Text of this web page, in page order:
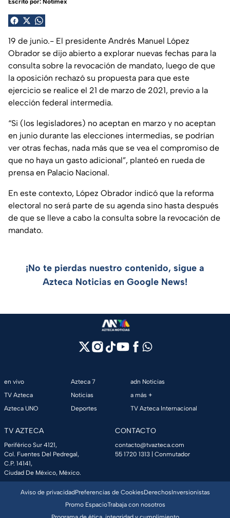
Escrito por: Notimex
19 de junio.- El presidente Andrés Manuel López
Obrador se dijo abierto a explorar nuevas fechas para la
consulta sobre la revocación de mandato, luego de que
la oposición rechazó su propuesta para que este
ejercicio se realice el 21 de marzo de 2021, previo a la
elección federal intermedia.
“Si (los legisladores) no aceptan en marzo y no aceptan
en junio durante las elecciones intermedias, se podrían
ver otras fechas, nada más que se vea el compromiso de
que no haya un gasto adicional”, planteó en rueda de
prensa en Palacio Nacional.
En este contexto, López Obrador indicó que la reforma
electoral no será parte de su agenda sino hasta después
de que se lleve a cabo la consulta sobre la revocación de
mandato.
¡No te pierdas nuestro contenido, sigue a
Azteca Noticias en Google News!
en vivo
TV Azteca
Azteca UNO
Azteca 7
Noticias
Deportes
adn Noticias
a más +
TV Azteca Internacional
TV AZTECA
Periférico Sur 4121,
Col. Fuentes Del Pedregal,
C.P. 14141,
Ciudad De México, México.
CONTACTO
contacto@tvazteca.com
55 1720 1313 | Conmutador
Aviso de privacidadPreferencias de CookiesDerechosInversionistas
Promo EspacioTrabaja con nosotros